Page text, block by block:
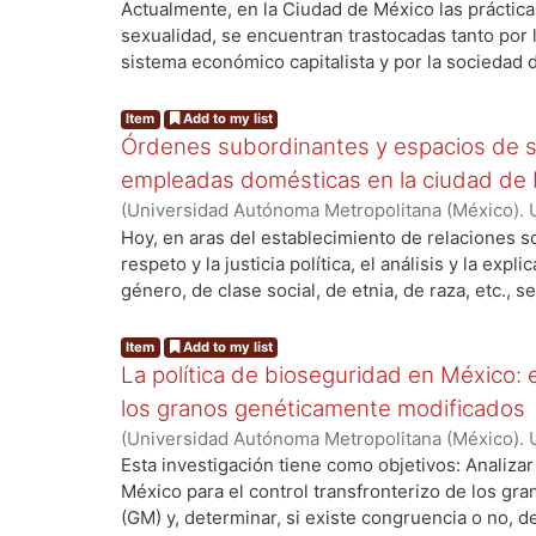
esta larga tradición ha hecho que varios
forma de vida que trasciende los límites
con algún estado en específico de la unión
transnacionales, debido a que tienen un mayor
norteamericanas que ciudades mexicanas.
de Servicios de Información., 2013-10)
Actualmente, en la Ciudad de México las
sexualidad, se encuentran trastocadas tanto
sistema económico capitalista y por la sociedad
espacios simbólicos de consumo y de práctica
contenidos sexuales -tanto implícitos como
por discursos contradictorios y en conflicto; por
religiosa o interdictos familiares; y por otro, en
publicidad, donde la sexualidad está siempre
que ha generado un “océano del sexo”, como
2009: 13). Esta contradicción es muy latente en
elemento central en la formación de la cultura.
Item Add to my list
Órdenes subordinantes y espacios de
empleadas domésticas en la ciudad de
(Universidad Autónoma Metropolitana (México).
de Servicios de Información.,2016-04)
Hoy, en aras del establecimiento de relaciones
respeto y la justicia política, el análisis y la
género, de clase social, de etnia, de raza, etc.,
como las personas se auto perciben y la
construye, conforman el cimiento fundamental a
relaciones sociales justas e igualitarias, o bien,
exclusiones y desigualdades sociales, idóneas
contradicciones políticas y morales en el seno
Y es que la complejidad de las interacciones
por la manera en que se vinculan entre sí las
social, o bien, por la subjetividad que se pone en
Item Add to my list
La política de bioseguridad en
los granos genéticamente modificados
(Universidad Autónoma Metropolitana (México).
de Servicios de Información.,2013-10-30)
Esta investigación tiene como objetivos:
México para el control transfronterizo de los
(GM) y, determinar, si existe congruencia o no,